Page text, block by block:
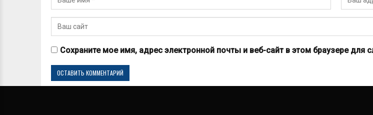
Сохраните мое имя, адрес электронной почты и веб-сайт в этом браузере для